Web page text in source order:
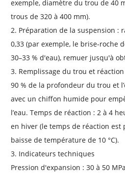
exemple, diamètre du trou de 40
trous de 320 à 400 mm).
2. Préparation de la suspension :
0,33 (par exemple, le brise-roche
30–33 % d'eau), remuer jusqu'à
3. Remplissage du trou et
90 % de la profondeur du trou et
avec un chiffon humide pour
l’eau. Temps de réaction : 2 à 4
en hiver (le temps de réaction est
baisse de température de 10 °C).
3. Indicateurs techniques
Pression d'expansion : 30 à 50